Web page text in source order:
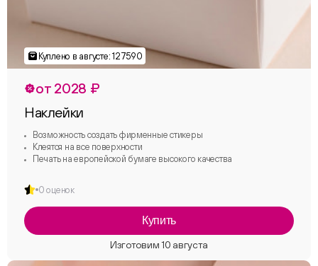
от 2028 ₽
Наклейки
Возможность создать фирменные стикеры
Клеятся на все поверхности
Печать на европейской бумаге высокого качества
0 оценок
Купить